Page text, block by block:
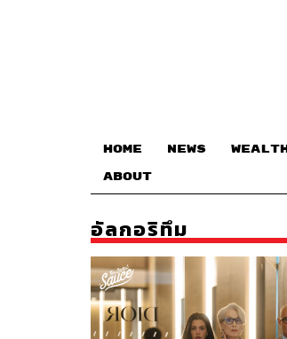
HOME NEWS WEALTH
ABOUT
อัลกอริทึม